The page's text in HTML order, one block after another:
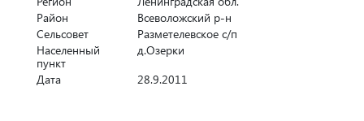
Район
Всеволожский р-н
Сельсовет
Разметелевское с/п
Населенный
пункт
д.Озерки
Дата
28.9.2011